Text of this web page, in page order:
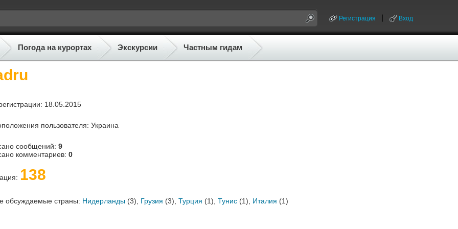
Регистрация Вход
Погода на курортах Экскурсии Частным гидам
18.05.2015
пользователя: Украина
сообщений: 9
комментариев: 0
138
обсуждаемые страны: Нидерланды (3), Грузия (3), Турция (1), Тунис (1), Италия (1)